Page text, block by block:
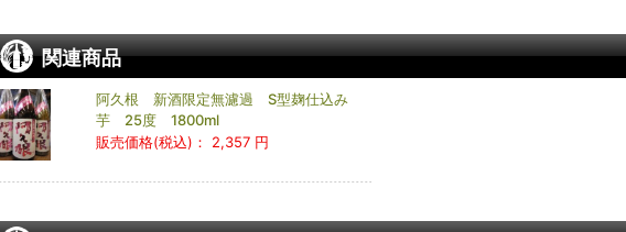
関連商品
阿久根 新酒限定無濾過 S型麹仕込み
芋 25度 1800ml
販売価格(税込)：
2,357 円